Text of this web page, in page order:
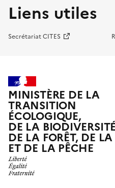
Liens utiles
Secrétariat CITES
MINISTÈRE DE LA
TRANSITION
ÉCOLOGIQUE,
DE LA
DE LA FORÊT, DE
ET DE LA PÊCHE